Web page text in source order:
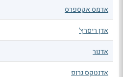
אדמס אקספרס
אדן ריסרץ'
אדנור
אדנטקס גרופ